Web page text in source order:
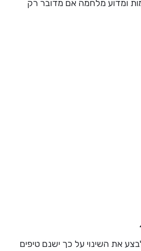
ומדוע מלחמה אם מדובר רק
את השינוי על כך ישנם טיפים